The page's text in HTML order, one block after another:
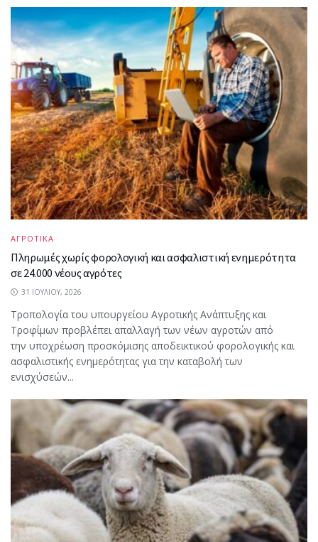
ΑΓΡΟΤΙΚΑ
Πληρωμές χωρίς φορολογική και ασφαλιστική ενημερότητα
σε 24.000 νέους αγρότες
31 ΙΟΥΛΊΟΥ, 2026
Τροπολογία του υπουργείου Αγροτικής Ανάπτυξης και
Τροφίμων προβλέπει απαλλαγή των νέων αγροτών από
την υποχρέωση προσκόμισης αποδεικτικού φορολογικής και
ασφαλιστικής ενημερότητας για την καταβολή των
ενισχύσεών...